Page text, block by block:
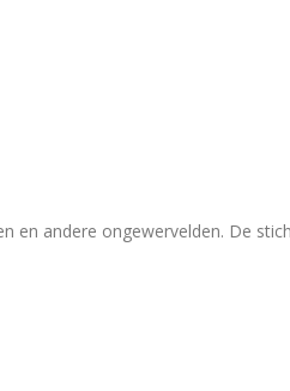
en andere ongewervelden. De